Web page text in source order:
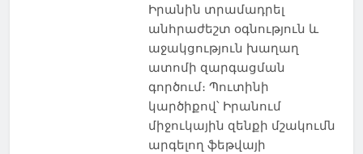
Իրանին տրամադրել
անհրաժեշտ օգնություն և
աջակցություն խաղաղ
ատոմի զարգացման
գործում։ Պուտինի
կարծիքով՝ Իրանում
միջուկային զենքի մշակումն
արգելող ֆեթվայի